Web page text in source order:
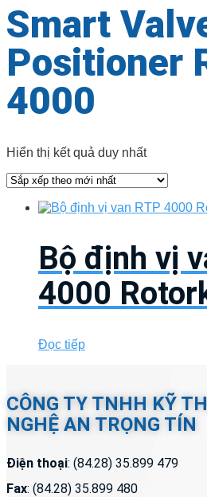
Smart
Positioner
4000
Hiển thị kết quả duy nhất
Bộ định vị
4000
Đọc tiếp
CÔNG TY TNHH KỸ
NGHỆ AN TRỌNG TÍN
Điện thoại: (84.28) 35.899 479
Fax: (84.28) 35.899 480